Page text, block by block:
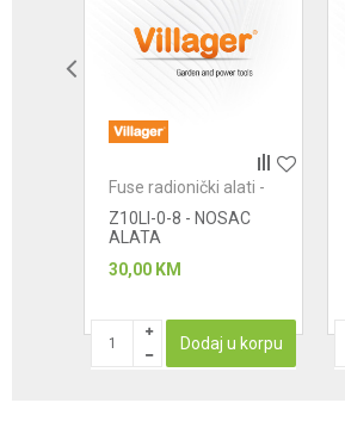
Fuse radionički alati -
Z10LI-0-8 - NOSAC
ALATA
30,00 KM
Dodaj u korpu